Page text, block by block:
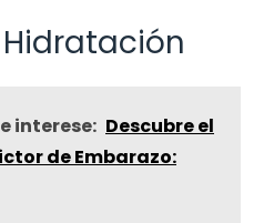
interese: Descubre el
de Embarazo: